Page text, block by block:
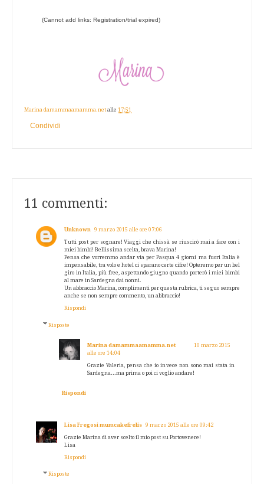
(Cannot add links: Registration/trial expired)
Marina damammaamamma.net alle 17:51
Condividi
11 commenti:
Unknown 9 marzo 2015 alle ore 07:06
Tutti post per sognare! Viaggi che chissà se riuscirò mai a fare con i
miei bimbi! Bellissima scelta, brava Marina!
Pensa che vorremmo andar via per Pasqua 4 giorni ma fuori Italia è
impensabile, tra volo e hotel ci sparano certe cifre! Opteremo per un bel
giro in Italia, più free, aspettando giugno quando porterò i miei bimbi
al mare in Sardegna dai nonni.
Un abbraccio Marina, complimenti per questa rubrica, ti seguo sempre
anche se non sempre commento, un abbraccio!
Rispondi
Risposte
Marina damammaamamma.net
10 marzo 2015
alle ore 14:04
Grazie Valeria, pensa che io invece non sono mai stata in
Sardegna...ma prima o poi ci voglio andare!
Rispondi
Lisa Fregosi mumcakefrelis 9 marzo 2015 alle ore 09:42
Grazie Marina di aver scelto il mio post su Portovenere!
Lisa
Rispondi
Risposte